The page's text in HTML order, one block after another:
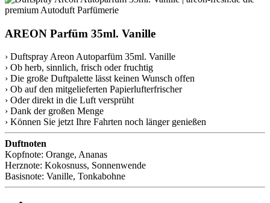
AREON Parfüm 35ml. Vanille
› Duftspray Areon Autoparfüm 35ml. Vanille
› Ob herb, sinnlich, frisch oder fruchtig
› Die große Duftpalette lässt keinen Wunsch offen
› Ob auf den mitgelieferten Papierlufterfrischer
› Oder direkt in die Luft versprüht
› Dank der großen Menge
› Können Sie jetzt Ihre Fahrten noch länger genießen
Duftnoten
Kopfnote: Orange, Ananas
Herznote: Kokosnuss, Sonnenwende
Basisnote: Vanille, Tonkabohne